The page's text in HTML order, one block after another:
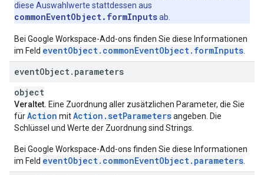
diese Auswahlwerte stattdessen aus
commonEventObject.formInputsab.
Bei Google Workspace-Add‑ons finden Sie diese Informationen
im Feld eventObject.commonEventObject.formInputs
eventObject. parameters
object
Veraltet. Eine Zuordnung aller zusätzlichen Parameter, die Sie
fürAction mitAction.setParametersangeben. Die
Schlüssel und Werte der Zuordnung sind Strings.
Bei Google Workspace-Add‑ons finden Sie diese Informationen
im Feld eventObject.commonEventObject.parameters